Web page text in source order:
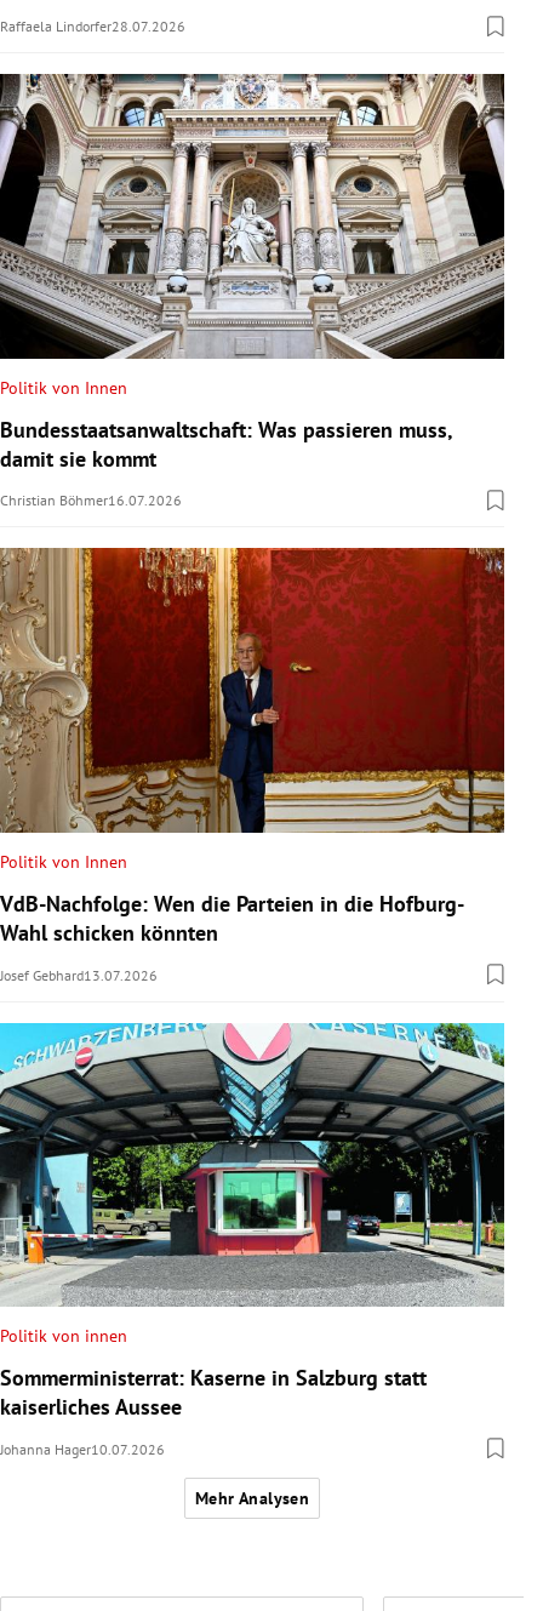
Raffaela Lindorfer28.07.2026
Politik von Innen
Bundesstaatsanwaltschaft: Was passieren muss,
damit sie kommt
Christian Böhmer16.07.2026
Politik von Innen
VdB-Nachfolge: Wen die Parteien in die Hofburg-
Wahl schicken könnten
Josef Gebhard13.07.2026
Politik von innen
Sommerministerrat: Kaserne in Salzburg statt
kaiserliches Aussee
Johanna Hager10.07.2026
Mehr Analysen